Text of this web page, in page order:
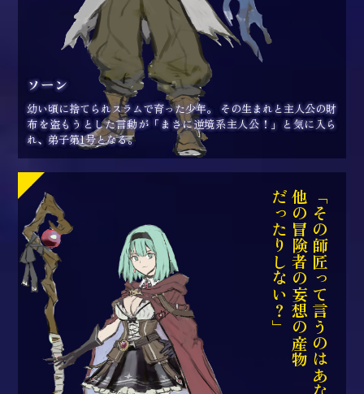
ソーン
幼い頃に捨てられスラムで育った少年。 その生まれと主人公の財
布を盗もうとした言動が「まさに逆境系主人公！」と気に入ら
れ、弟子第1号となる。
「その師匠って言うのはあなたや
他の冒険者の妄想の産物
だったりしない？」